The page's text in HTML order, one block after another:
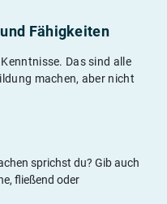
Fähigkeiten
Das sind alle
machen, aber nicht
sprichst du? Gib auch
fließend oder